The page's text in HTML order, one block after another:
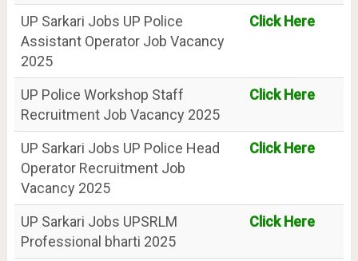
UP Sarkari Jobs UP Police
Assistant Operator Job Vacancy
2025
Click Here
UP Police Workshop Staff
Recruitment Job Vacancy 2025
Click Here
UP Sarkari Jobs UP Police Head
Operator Recruitment Job
Vacancy 2025
Click Here
UP Sarkari Jobs UPSRLM
Professional bharti 2025
Click Here